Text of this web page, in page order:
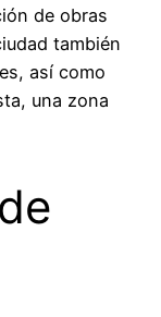
de obras
también
así como
una zona